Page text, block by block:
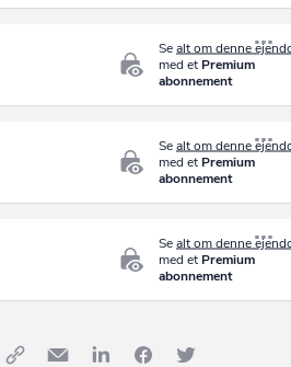
Sealt om denne
med et Premium
abonnement
Sealt om denne
med et Premium
abonnement
Sealt om denne
med et Premium
abonnement